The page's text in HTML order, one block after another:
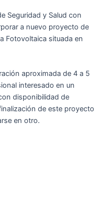
Seguridad y Salud con
a nuevo proyecto de
Fotovoltaica situada en
aproximada de 4 a 5
interesado en un
disponibilidad de
de este proyecto
en otro.